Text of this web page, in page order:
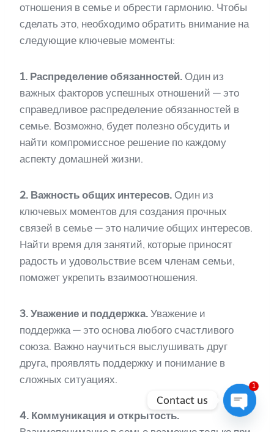
отношения в семье и обрести гармонию. Чтобы
сделать это, необходимо обратить внимание на
следующие ключевые моменты:
1. Распределение обязанностей. Один из
важных факторов успешных отношений — это
справедливое распределение обязанностей в
семье. Возможно, будет полезно обсудить и
найти компромиссное решение по каждому
аспекту домашней жизни.
2. Важность общих интересов. Один из
ключевых моментов для создания прочных
связей в семье — это наличие общих интересов.
Найти время для занятий, которые приносят
радость и удовольствие всем членам семьи,
поможет укрепить взаимоотношения.
3. Уважение и поддержка. Уважение и
поддержка — это основа любого счастливого
союза. Важно научиться выслушивать друг
друга, проявлять поддержку и понимание в
сложных ситуациях.
4. Коммуникация и открытость.
Contact us
1